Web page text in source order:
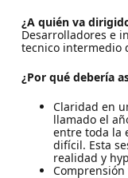
¿A quién va
Desarrolladores e
tecnico intermedio
¿Por qué debería
Claridad en
llamado el
entre toda la
difícil. Esta
realidad y